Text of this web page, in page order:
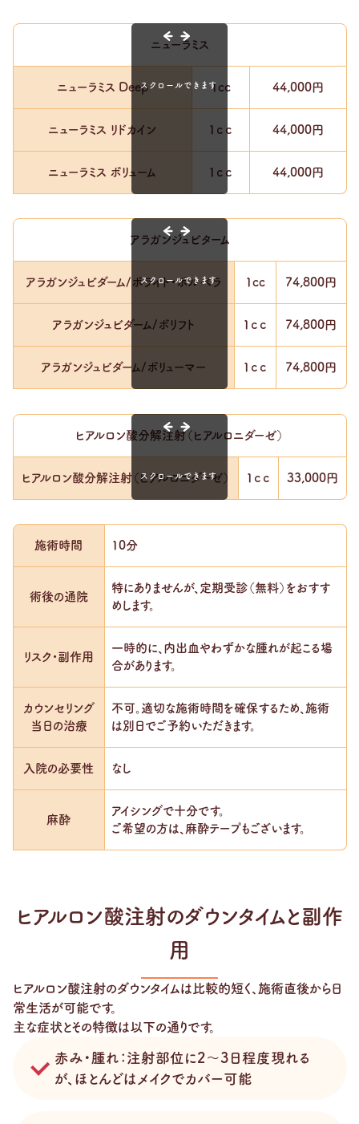
ニューラミス
ニューラミス Deep 1cc 44,000円
ニューラミス リドカイン 1ｃｃ 44,000円
ニューラミス ボリューム 1ｃｃ 44,000円
アラガンジュビターム
アラガンジュビダーム/ボライト・ボルベラ 1cc 74,800円
アラガンジュビダーム/ボリフト 1ｃｃ 74,800円
アラガンジュビダーム/ボリューマー 1ｃｃ 74,800円
ヒアルロン酸分解注射（ヒアルロニダーゼ）
ヒアルロン酸分解注射（ヒアルロニダーゼ） 1ｃｃ 33,000円
施術時間 10分
術後の通院
特にありませんが、定期受診（無料）をおすす
めします。
リスク・副作用
一時的に、内出血やわずかな腫れが起こる場
合があります。
カウンセリング
当日の治療
不可。適切な施術時間を確保するため、施術
は別日でご予約いただきます。
入院の必要性 なし
麻酔
アイシングで十分です。
ご希望の方は、麻酔テープもございます。
ヒアルロン酸注射のダウンタイムと副作
用
ヒアルロン酸注射のダウンタイムは比較的短く、施術直後から日
常生活が可能です。
主な症状とその特徴は以下の通りです。
赤み・腫れ：注射部位に2～3日程度現れる
が、ほとんどはメイクでカバー可能